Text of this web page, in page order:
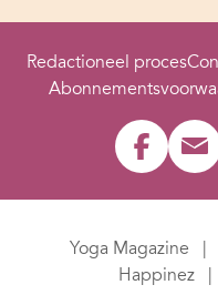
Redactioneel proces
Yoga Magazine
Happinez